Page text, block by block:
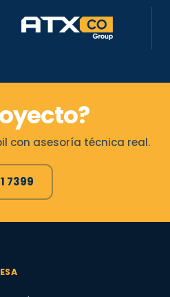
con asesoría técnica real.
7399